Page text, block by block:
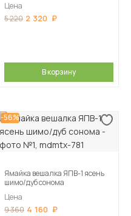
Цена
5 220 2 320
В корзину
-56%
Ямайка вешалка ЯПВ-1 ясень
шимо/дуб сонома
Цена
9 360 4 160